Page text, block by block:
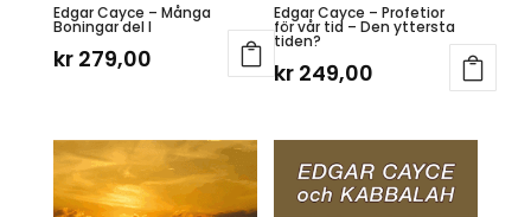
Edgar Cayce – Många
Boningar del I
kr279,00
Edgar Cayce – Profetior
för vår tid – Den yttersta
tiden?
kr 249,00